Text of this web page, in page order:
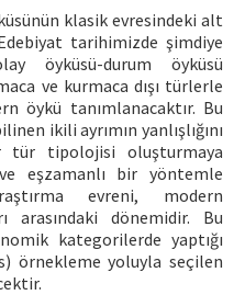
klasik evresindeki alt
tarihimizde şimdiye
öyküsü-durum öyküsü
ve kurmaca dışı türlerle
öykü tanımlanacaktır. Bu
ikili ayrımın yanlışlığını
tür tipolojisi oluşturmaya
eşzamanlı bir yöntemle
evreni, modern
arasındaki dönemidir. Bu
kategorilerde yaptığı
örnekleme yoluyla seçilen